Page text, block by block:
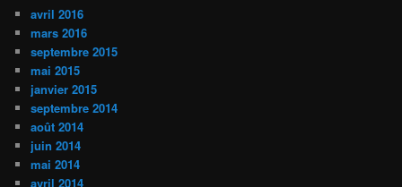
avril 2016
mars 2016
septembre 2015
mai 2015
janvier 2015
septembre 2014
août 2014
juin 2014
mai 2014
avril 2014